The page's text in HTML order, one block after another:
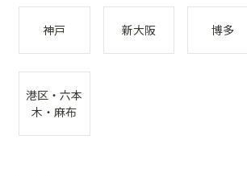
神戸 新大阪 博多
港区・六本
木・麻布